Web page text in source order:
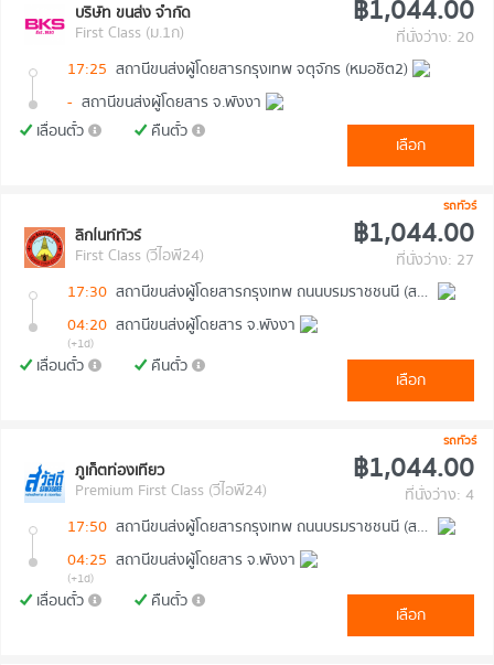
บริษัท ขนส่ง จำกัด
First Class (ม.1ก)
฿1,044.00
ที่นั่งว่าง: 20
17:25 สถานีขนส่งผู้โดยสารกรุงเทพ จตุจักร (หมอชิต2)
- สถานีขนส่งผู้โดยสาร จ.พังงา
เลื่อนตั๋ว
คืนตั๋ว
เลือก
รถทัวร์
ลิกไนท์ทัวร์
First Class (วีไอพี24)
฿1,044.00
ที่นั่งว่าง: 27
17:30
สถานีขนส่งผู้โดยสารกรุงเทพ ถนนบรมราชชนนี (สายใต้ใหม่)
04:20 สถานีขนส่งผู้โดยสาร จ.พังงา
(+1d)
เลื่อนตั๋ว คืนตั๋ว
เลือก
รถทัวร์
ภูเก็ตท่องเที่ยว
Premium First Class (วีไอพี24)
฿1,044.00
ที่นั่งว่าง: 4
17:50
สถานีขนส่งผู้โดยสารกรุงเทพ ถนนบรมราชชนนี (สายใต้ใหม่)
04:25 สถานีขนส่งผู้โดยสาร จ.พังงา
(+1d)
เลื่อนตั๋ว คืนตั๋ว
เลือก